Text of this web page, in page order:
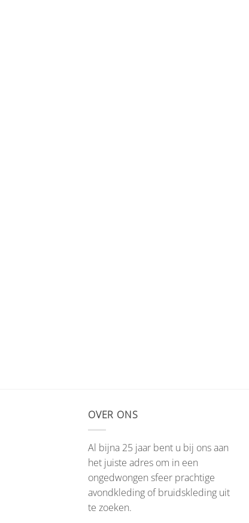
OVER ONS
Al bijna 25 jaar bent u bij ons aan
het juiste adres om in een
ongedwongen sfeer prachtige
avondkleding of bruidskleding uit
te zoeken.